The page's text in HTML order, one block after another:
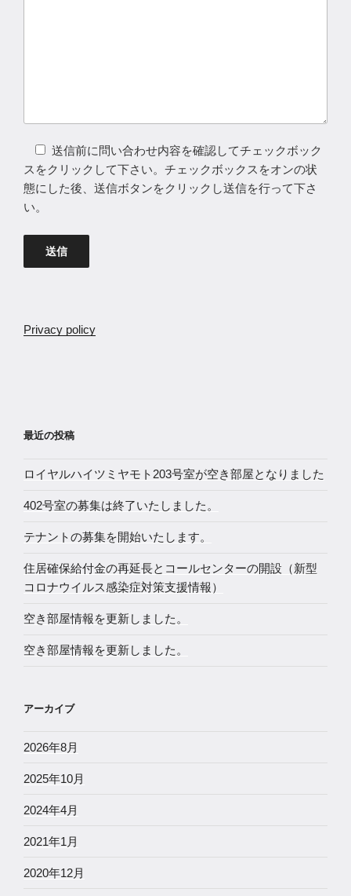
送信前に問い合わせ内容を確認してチェックボック
スをクリックして下さい。チェックボックスをオンの状
態にした後、送信ボタンをクリックし送信を行って下さ
い。
Privacy policy
最近の投稿
ロイヤルハイツミヤモト203号室が空き部屋となりました
402号室の募集は終了いたしました。
テナントの募集を開始いたします。
住居確保給付金の再延長とコールセンターの開設（新型
コロナウイルス感染症対策支援情報）
空き部屋情報を更新しました。
空き部屋情報を更新しました。
アーカイブ
2026年8月
2025年10月
2024年4月
2021年1月
2020年12月